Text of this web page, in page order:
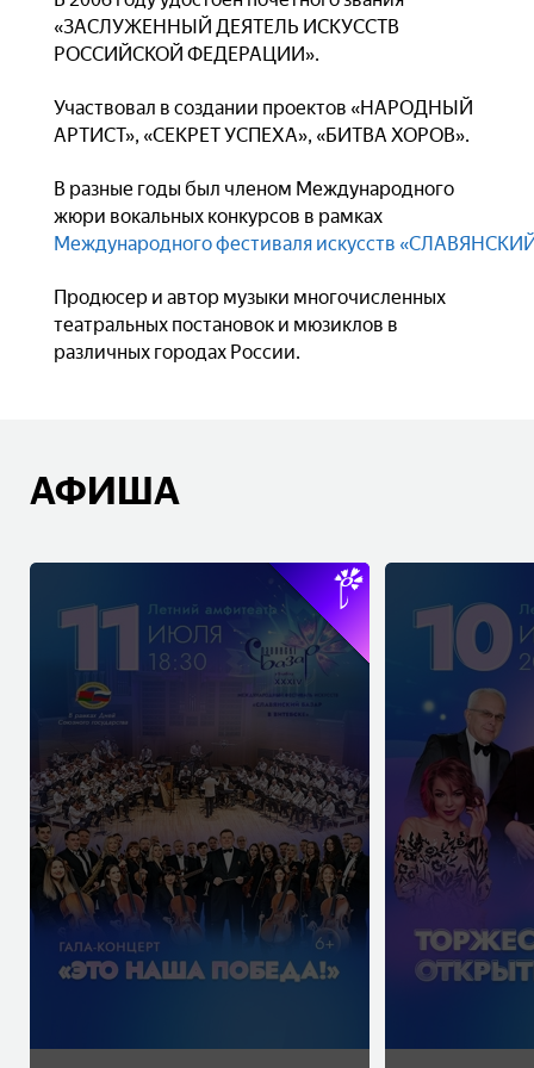
«ЗАСЛУЖЕННЫЙ ДЕЯТЕЛЬ ИСКУССТВ
РОССИЙСКОЙ ФЕДЕРАЦИИ».
Участвовал в создании проектов «НАРОДНЫЙ
АРТИСТ», «СЕКРЕТ УСПЕХА», «БИТВА ХОРОВ».
В разные годы был членом Международного
жюри вокальных конкурсов в рамках
Международного фестиваля искусств
Продюсер и автор музыки многочисленных
театральных постановок и мюзиклов в
различных городах России.
АФИША